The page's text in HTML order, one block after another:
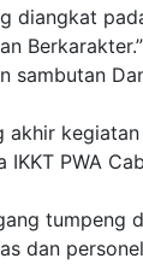
diangkat
sambutan
akhir
IKKT PWA
tumpeng
dan